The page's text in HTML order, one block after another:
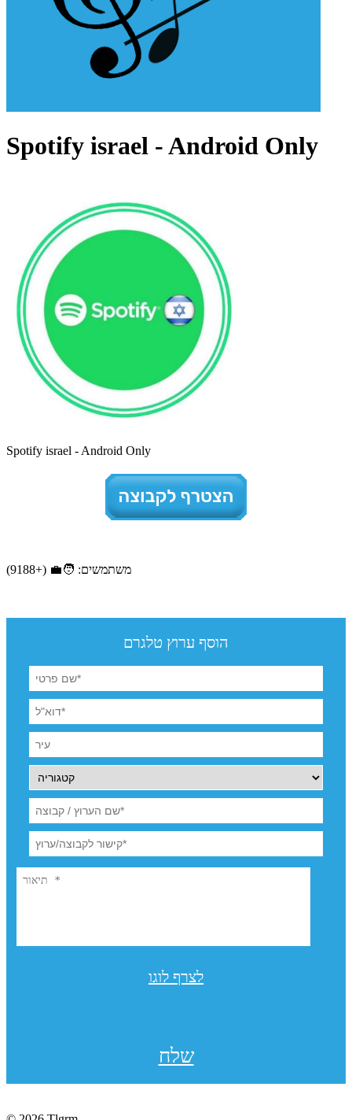
Spotify israel - Android Only
Spotify israel - Android Only
משתמשים: 🧑‍💼 (+9188)
הוסף ערוץ טלגרם
לצרף לוגו
שלח